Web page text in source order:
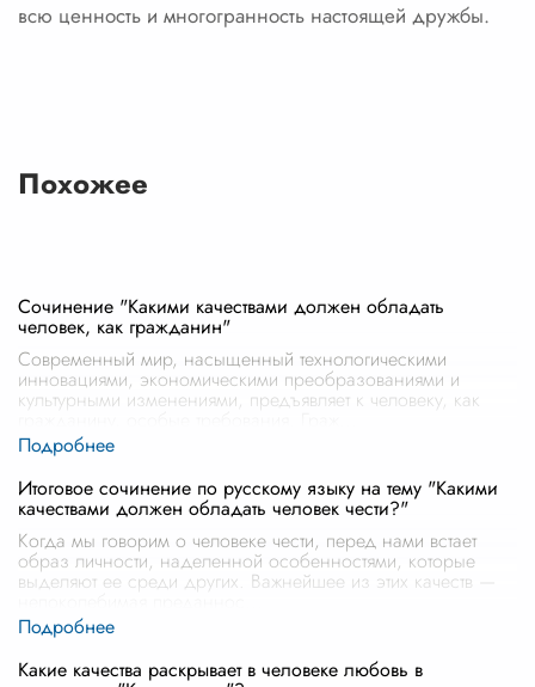
всю ценность и многогранность настоящей дружбы.
Похожее
Сочинение "Какими качествами должен обладать
человек, как гражданин"
Современный мир, насыщенный технологическими
инновациями, экономическими преобразованиями и
культурными изменениями, предъявляет к человеку, как
Итоговое сочинение по русскому языку на тему "Какими
качествами должен обладать человек чести?"
Когда мы говорим о человеке чести, перед нами встает
образ личности, наделенной особенностями, которые
выделяют ее среди других. Важнейшее из этих качеств —
Какие качества раскрывает в человеке любовь в